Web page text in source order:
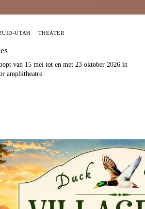
UTAH THEATER
van 15 mei tot en met 23 oktober 2026 in
amphitheatre.